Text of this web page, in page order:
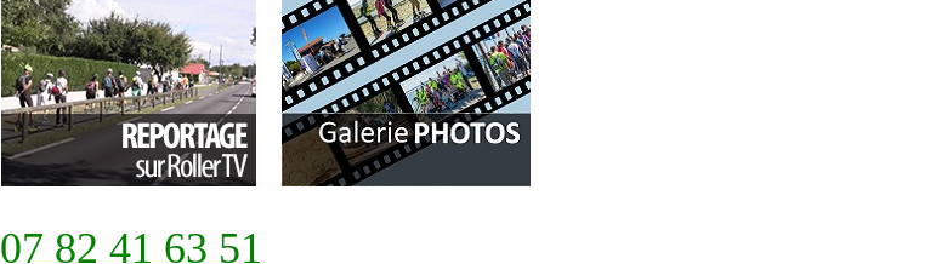
07 82 41 63 51